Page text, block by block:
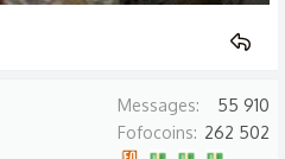
Messages
55 910
Fofocoins
262 502